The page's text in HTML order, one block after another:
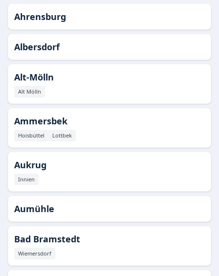
Ahrensburg
Albersdorf
Alt-Mölln
Alt Mölln
Ammersbek
Hoisbüttel Lottbek
Aukrug
Innien
Aumühle
Bad Bramstedt
Wiemersdorf